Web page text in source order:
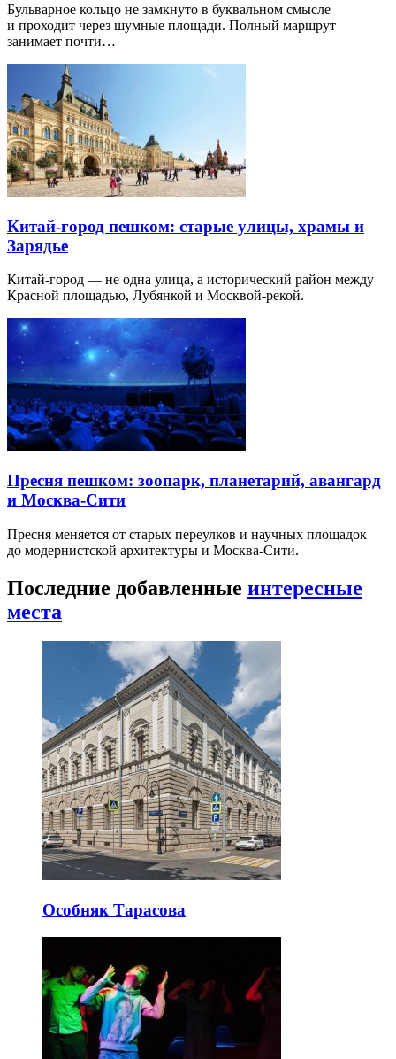
Бульварное кольцо не замкнуто в буквальном смысле
и проходит через шумные площади. Полный маршрут
занимает почти…
Китай-город пешком: старые улицы, храмы и
Зарядье
Китай-город — не одна улица, а исторический район между
Красной площадью, Лубянкой и Москвой-рекой.
Пресня пешком: зоопарк, планетарий, авангард
и Москва-Сити
Пресня меняется от старых переулков и научных площадок
до модернистской архитектуры и Москва-Сити.
Последние добавленные интересные
места
Особняк Тарасова